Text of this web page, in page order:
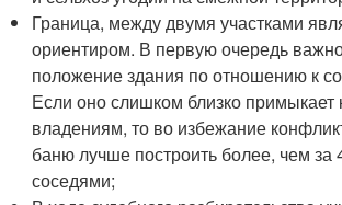
Граница, между двумя участками
ориентиром. В первую очередь
положение здания по отношению к
Если оно слишком близко примыкает
владениям, то во избежание
баню лучше построить более, чем за
соседями;